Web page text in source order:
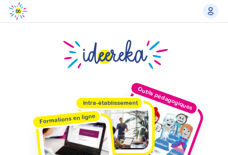
Outils pédagogiques
Intra-établissement
Formations en ligne